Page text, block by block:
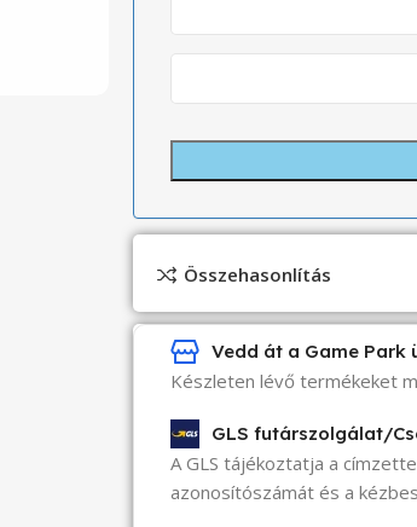
Összehasonlítás
Vedd át a Game Park
Készleten lévő termékeket
GLS futárszolgálat/
A GLS tájékoztatja a
azonosítószámát és a